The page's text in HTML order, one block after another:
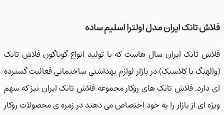
تانک ایران مدل اولترا اسلیم ساده
تانک ایران سال هاست که با تولید انواع گوناگون فلاش تانک
یا کلاسیک) در بازار لوازم بهداشتی ساختمانی فعالیت گسترده
فلاش تانک های روکار مجموعه فلاش تانک ایران نیز که سهم
ای از بازار را به خود اختصاص می دهند در زمره ی محصولات روکار